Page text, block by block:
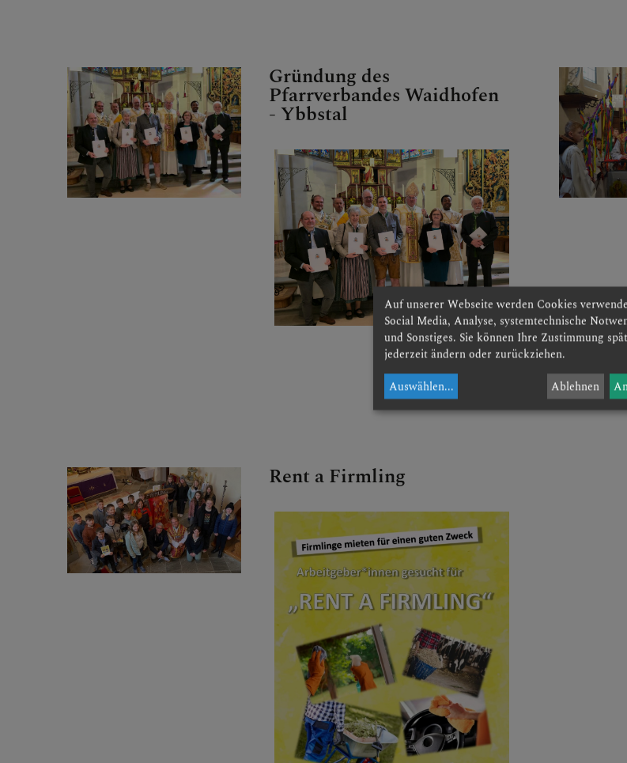
Gründung des
Pfarrverbandes Waidhofen
- Ybbstal
mehr
Rent a Firmling
Auf unserer Webseite werden Cookies
Social Media, Analyse, systemtechnische
und Sonstiges. Sie können Ihre Zustimmung
jederzeit ändern oder zurückziehen.
Auswählen... Ablehnen